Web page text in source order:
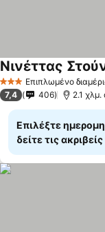
3 ΑστέριαΕπιπλωμένο
Νινέττας
7,4 406 2.1
Επιλέξτε
δείτε τις